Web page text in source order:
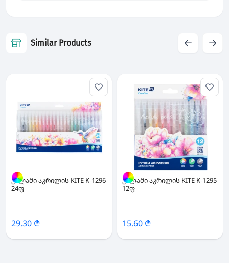
Similar Products
კალამი აკრილის KITE K-1296
24ფ
29.30 ₾
კალამი აკრილის KITE K-1295
12ფ
15.60 ₾